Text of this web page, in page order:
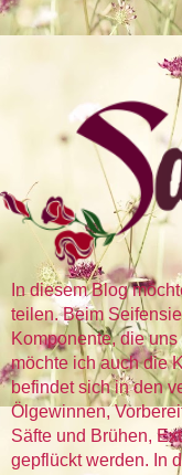
In diesem Blog
teilen. Beim
Komponente, die
möchte ich auch die
befindet sich in den
Ölgewinnen,
Säfte und Brühen,
gepflückt werden. In